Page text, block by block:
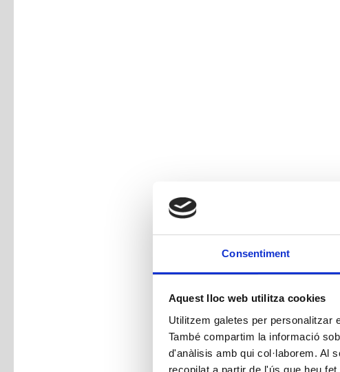
Consentiment
Aquest lloc web utilitza cookies
Utilitzem galetes per personalitzar
També compartim la informació
d'anàlisis amb qui col·laborem. Al
recopilat a partir de l'ús que heu